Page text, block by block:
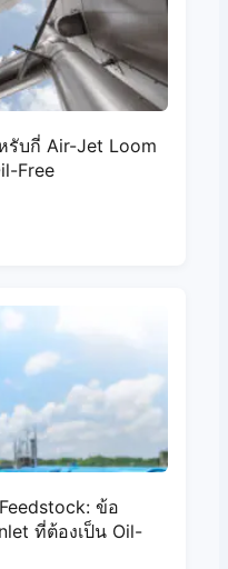
รับกี่ Air-Jet Loom
Free
ข้อ
ที่ต้องเป็น Oil-